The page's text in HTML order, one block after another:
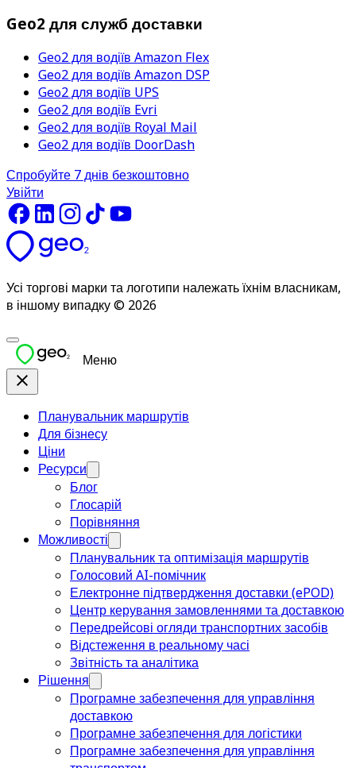
Geo2 для служб доставки
Geo2 для водіїв Amazon Flex
Geo2 для водіїв Amazon DSP
Geo2 для водіїв UPS
Geo2 для водіїв Evri
Geo2 для водіїв Royal Mail
Geo2 для водіїв DoorDash
Спробуйте 7 днів безкоштовно
Увійти
Усі торгові марки та логотипи належать їхнім власникам,
в іншому випадку © 2026
Меню
Планувальник маршрутів
Для бізнесу
Ціни
Ресурси
Блог
Глосарій
Порівняння
Можливості
Планувальник та оптимізація маршрутів
Голосовий AI-помічник
Електронне підтвердження доставки (ePOD)
Центр керування замовленнями та доставкою
Передрейсові огляди транспортних засобів
Відстеження в реальному часі
Звітність та аналітика
Рішення
Програмне забезпечення для управління
доставкою
Програмне забезпечення для логістики
Програмне забезпечення для управління